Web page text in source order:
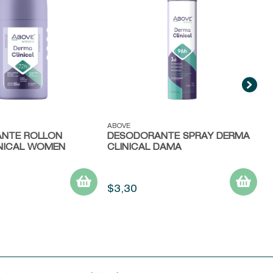
ROLLON
WOMEN
Vista rápida
ABOVE
DESODORANTE SPRAY DERMA
CLINICAL DAMA
$3,30